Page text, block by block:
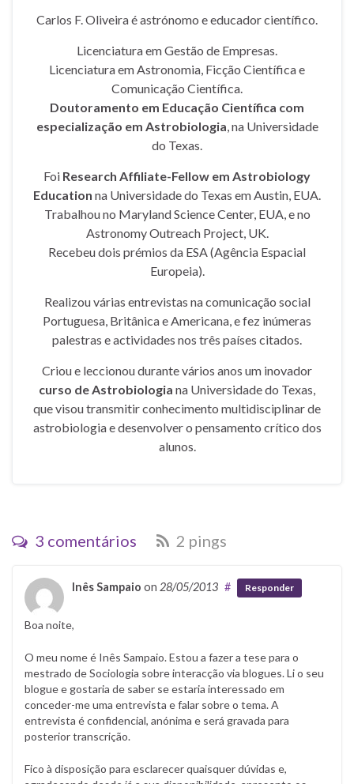
Carlos F. Oliveira é astrónomo e educador científico.
Licenciatura em Gestão de Empresas.
Licenciatura em Astronomia, Ficção Científica e
Comunicação Científica.
Doutoramento em Educação Científica com
especialização em Astrobiologia , na Universidade
do Texas.
Foi Research Affiliate-Fellow em Astrobiology
Education na Universidade do Texas em Austin, EUA.
Trabalhou no Maryland Science Center, EUA, e no
Astronomy Outreach Project, UK.
Recebeu dois prémios da ESA (Agência Espacial
Europeia).
Realizou várias entrevistas na comunicação social
Portuguesa, Britânica e Americana, e fez inúmeras
palestras e actividades nos três países citados.
Criou e leccionou durante vários anos um inovador
curso de Astrobiologia na Universidade do Texas,
que visou transmitir conhecimento multidisciplinar de
astrobiologia e desenvolver o pensamento crítico dos
alunos.
3 comentários 2 pings
Inês Sampaio on 28/05/2013 # Responder
Boa noite,
O meu nome é Inês Sampaio. Estou a fazer a tese para o
mestrado de Sociologia sobre interacção via blogues. Li o seu
blogue e gostaria de saber se estaria interessado em
conceder-me uma entrevista e falar sobre o tema. A
entrevista é confidencial, anónima e será gravada para
posterior transcrição.
Fico à disposição para esclarecer quaisquer dúvidas e,